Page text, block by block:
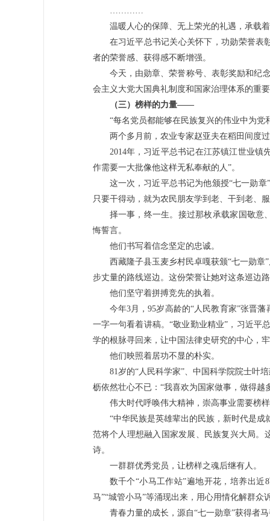
…………
温暖人心的保障、无上荣光的礼遇，承载
在习近平总书记关心关怀下，功勋荣誉表
者的荣誉感、获得感不断增强。
今天，由勋章、荣誉称号、表彰奖励和纪
会主义大党大国典礼制度和国家治理体系的重
（三）榜样的力量——
“每名党员都能够在民族复兴的伟业中为党
两个多月前，农业专家赵亚夫在稻田间度
2014年，习近平总书记在江苏镇江世业镇
作需要一大批像他这样无私奉献的人”。
这一次，习近平总书记为他颁授“七一勋
只要干得动，就为农民朋友学到老、干到老、
择一事，终一生。接过那枚承载家国敬意
悔誓言。
他们书写着信念坚定的忠诚。
西藏隆子县玉麦乡村民卓嘎获颁“七一勋
步丈量的路线巡边。这份荣誉让她对这条巡边
他们坚守着拼搏竞先的执着。
今年3月，95岁高龄的“人民教育家”张晋
一字一句看着讲稿。“敬业勤业精业”，习近平
学的根脉寻回来，让中国法律史研究的中心，
他们映照着居功不显的朴实。
81岁的“人民科学家”、中国科学院院士叶
枥依然壮心不已：“我喜欢为国家做事，做得越
伟大时代呼唤伟大精神，崇高事业需要榜
“中华民族是英雄辈出的民族，新时代是
范将个人理想融入国家发展、民族复兴大局
诗。
一群群优秀党员，让榜样之魂后继有人。
数千个“小马工作站”遍地开花，培养出
马”“城管小马”等涌现出来，用心用情化解群众
青春力量的成长，源自“七一勋章”获得者